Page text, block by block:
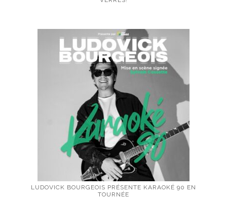
LUDOVICK BOURGEOIS PRÉSENTE KARAOKÉ 90 EN
TOURNÉE